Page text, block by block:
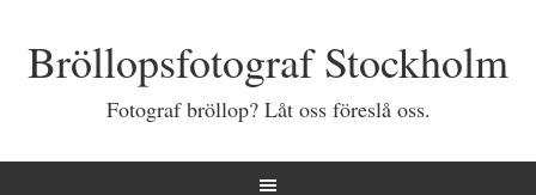
Bröllopsfotograf Stockholm
Fotograf bröllop? Låt oss föreslå oss.